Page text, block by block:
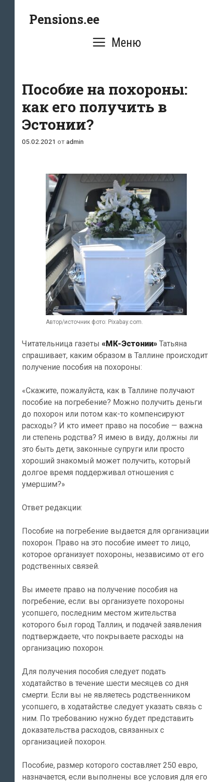
Pensions.ee
Меню
Пособие на похороны:
как его получить в
Эстонии?
05.02.2021 отadmin
Автор/источник фото: Pixabay.com.
Читательница газеты «МК-Эстонии» Татьяна
спрашивает, каким образом в Таллине происходит
получение пособия на похороны:
«Скажите, пожалуйста, как в Таллине получают
пособие на погребение? Можно получить деньги
до похорон или потом как-то компенсируют
расходы? И кто имеет право на пособие — важна
ли степень родства? Я имею в виду, должны ли
это быть дети, законные супруги или просто
хороший знакомый может получить, который
долгое время поддерживал отношения с
умершим?»
Ответ редакции:
Пособие на погребение выдается для организации
похорон. Право на это пособие имеет то лицо,
которое организует похороны, независимо от его
родственных связей.
Вы имеете право на получение пособия на
погребение, если: вы организуете похороны
усопшего, последним местом жительства
которого был город Таллин, и подачей заявления
подтверждаете, что покрываете расходы на
организацию похорон.
Для получения пособия следует подать
ходатайство в течение шести месяцев со дня
смерти. Если вы не являетесь родственником
усопшего, в ходатайстве следует указать связь с
ним. По требованию нужно будет представить
доказательства расходов, связанных с
организацией похорон.
Пособие, размер которого составляет 250 евро,
назначается, если выполнены все условия для его